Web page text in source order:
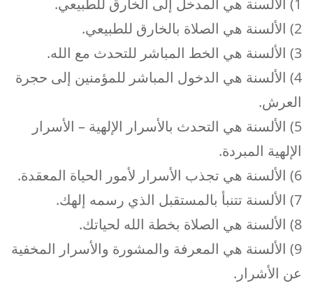
2) الألسنة هي الصلاة بالخارق للطبيعي.
3) الألسنة هي الخط المباشر للتحدث مع الله.
4) الألسنة هي الدخول المباشر للمؤمنين إلى حجرة
العرش.
5) الألسنة هي التحدث بالأسرار الإلهية – الأسرار
الإلهية المبردة.
6) الألسنة هي تجذب الأسرار لأمور الحياة المعقدة.
7) الألسنة تتنبأ بالمستقبل الذي رسمه إلهك.
8) الألسنة هي الصلاة بخطة الله لحياتك.
9) الألسنة هي المعرفة والمشورة والأسرار المخفية
عن الأشرار.